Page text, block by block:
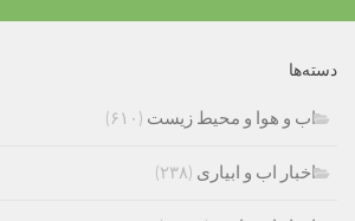
دسته‌ها
اب و هوا و محیط زیست (۶۱۰)
اخبار اب و ابیاری (۲۳۸)